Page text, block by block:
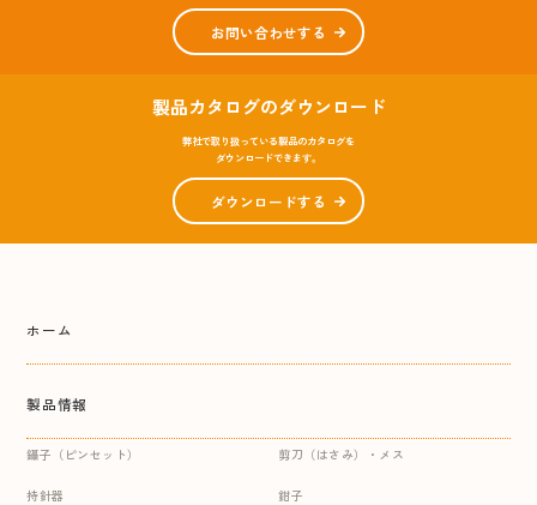
お問い合わせする
製品カタログのダウンロード
弊社で取り扱っている製品のカタログを
ダウンロードできます。
ダウンロードする
ホーム
製品情報
鑷子（ピンセット） 剪刀（はさみ）・メス
持針器 鉗子